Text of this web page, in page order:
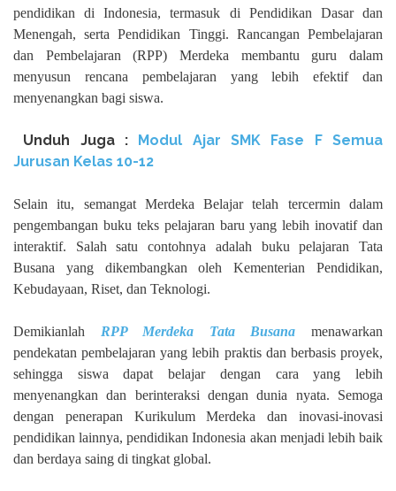
pendidikan di Indonesia, termasuk di Pendidikan Dasar dan
Menengah, serta Pendidikan Tinggi. Rancangan Pembelajaran
dan Pembelajaran (RPP) Merdeka membantu guru dalam
menyusun rencana pembelajaran yang lebih efektif dan
menyenangkan bagi siswa.
Unduh Juga : Modul Ajar SMK Fase F Semua
Jurusan Kelas 10-12
Selain itu, semangat Merdeka Belajar telah tercermin dalam
pengembangan buku teks pelajaran baru yang lebih inovatif dan
interaktif. Salah satu contohnya adalah buku pelajaran Tata
Busana yang dikembangkan oleh Kementerian Pendidikan,
Kebudayaan, Riset, dan Teknologi.
Demikianlah RPP Merdeka Tata Busana menawarkan
pendekatan pembelajaran yang lebih praktis dan berbasis proyek,
sehingga siswa dapat belajar dengan cara yang lebih
menyenangkan dan berinteraksi dengan dunia nyata. Semoga
dengan penerapan Kurikulum Merdeka dan inovasi-inovasi
pendidikan lainnya, pendidikan Indonesia akan menjadi lebih baik
dan berdaya saing di tingkat global.